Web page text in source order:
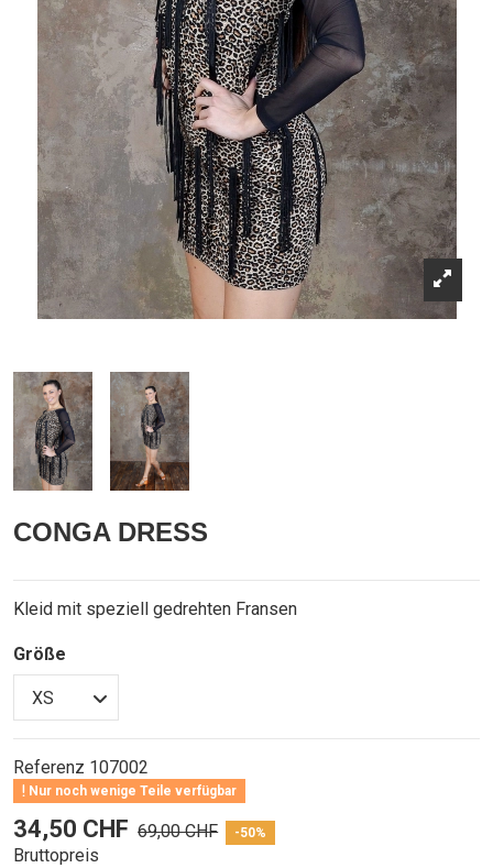
CONGA DRESS
Kleid mit speziell gedrehten Fransen
Größe
Referenz 107002
Nur noch wenige Teile verfügbar
34,50 CHF 69,00 CHF -50%
Bruttopreis